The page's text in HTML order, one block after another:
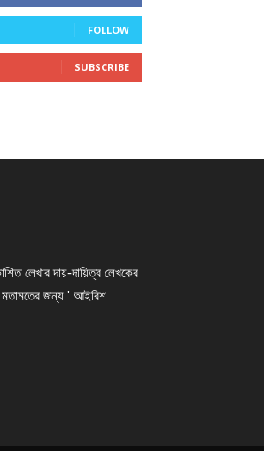
FOLLOW
SUBSCRIBE
লেখার দায়-দায়িত্ব লেখকের
মতামতের জন্য ' আইরিশ